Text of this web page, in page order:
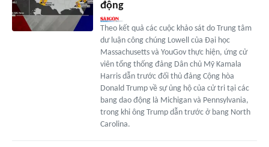
động
Theo kết quả các cuộc khảo sát do Trung tâm
dư luận công chúng Lowell của Đại học
Massachusetts và YouGov thực hiện, ứng cử
viên tổng thống đảng Dân chủ Mỹ Kamala
Harris dẫn trước đối thủ đảng Cộng hòa
Donald Trump về sự ủng hộ của cử tri tại các
bang dao động là Michigan và Pennsylvania,
trong khi ông Trump dẫn trước ở bang North
Carolina.